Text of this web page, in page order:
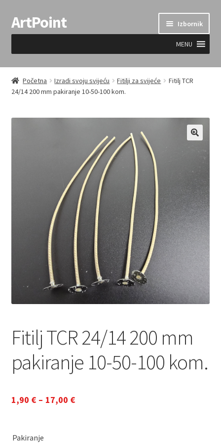
Preskoči
na
Skoči
do
ArtPoint Izbornik
MENU
Uvjeti prodaje
Početna Izradi svoju svijeću Fitilji za svijeće
Fitilj TCR
24/14 200 mm pakiranje 10-50-100 kom.
Fitilj TCR 24/14 200 mm
pakiranje 10-50-100 kom.
1,90 € – 17,00 €Raspon
Pakiranje